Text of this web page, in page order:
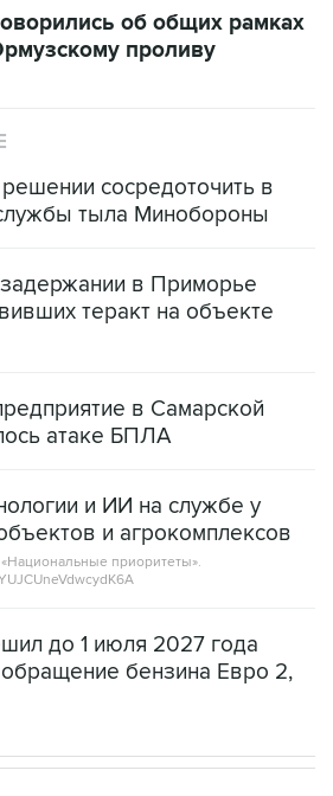
об общих рамках
проливу
сосредоточить в
тыла Минобороны
в Приморье
теракт на объекте
в Самарской
атаке БПЛА
и ИИ на службе у
и агрокомплексов
приоритеты».
до 1 июля 2027 года
бензина Евро 2,